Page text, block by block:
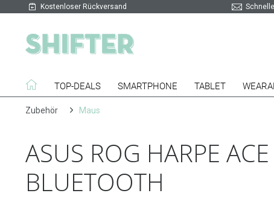
Kostenloser Rückversand
TOP-DEALS SMARTPHONE TABLET
Zubehör Maus
ASUS ROG HARPE
BLUETOOTH